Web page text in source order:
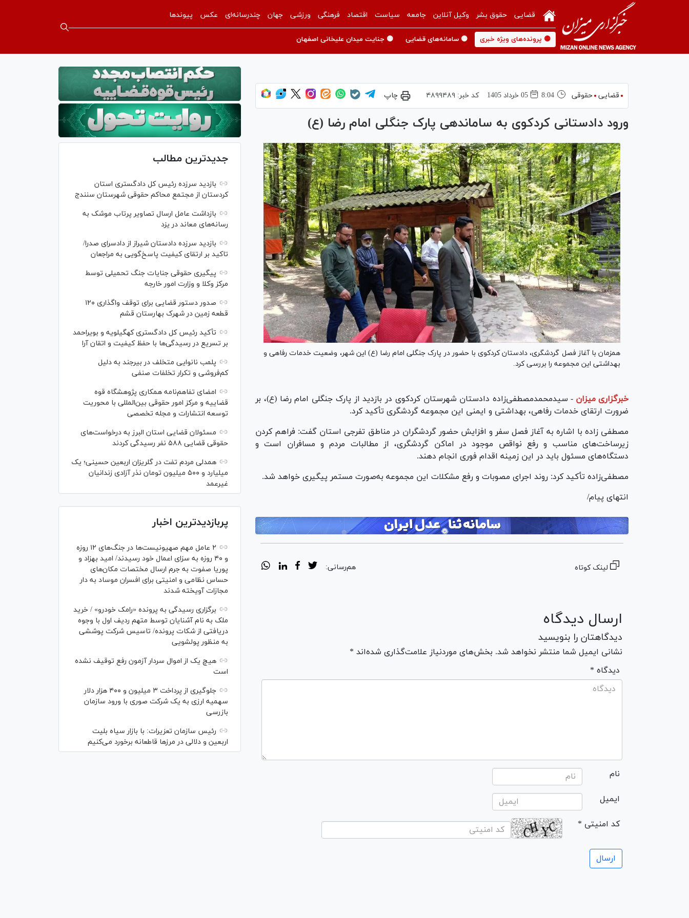
قضایی حقوق بشر وکیل آنلاین جامعه سیاست اقتصاد فرهنگی ورزشی جهان چندرسانه‌ای عکس پیوندها
🟡 پرونده‌های ویژه خبری 🟡 سامانه‌های قضایی 🟡 جنایت میدان علیخانی اصفهان
قضایی حقوقی 8:04 05 خرداد 1405 کد خبر:۴۸۹۹۴۸۹ چاپ
ورود دادستانی کردکوی به ساماندهی پارک جنگلی امام رضا (ع)
همزمان با آغاز فصل گردشگری، دادستان کردکوی با حضور در پارک جنگلی امام رضا (ع) این شهر، وضعیت خدمات رفاهی و
بهداشتی این مجموعه را بررسی کرد.
خبرگزاری میزان - سیدمحمدمصطفی‌زاده دادستان شهرستان کردکوی در بازدید از پارک جنگلی امام رضا (ع)، بر
ضرورت ارتقای خدمات رفاهی، بهداشتی و ایمنی این مجموعه گردشگری تأکید کرد.
مصطفی زاده با اشاره به آغاز فصل سفر و افزایش حضور گردشگران در مناطق تفرجی استان گفت: فراهم کردن
زیرساخت‌های مناسب و رفع نواقص موجود در اماکن گردشگری، از مطالبات مردم و مسافران است و
دستگاه‌های مسئول باید در این زمینه اقدام فوری انجام دهند.
مصطفی‌زاده تأکید کرد: روند اجرای مصوبات و رفع مشکلات این مجموعه به‌صورت مستمر پیگیری خواهد شد.
انتهای پیام/
لینک کوتاه هم‌رسانی:
ارسال دیدگاه
دیدگاهتان را بنویسید
نشانی ایمیل شما منتشر نخواهد شد. بخش‌های موردنیاز علامت‌گذاری شده‌اند *
* دیدگاه
نام
ایمیل
* کد امنیتی
جدیدترین مطالب
بازدید سرزده رئیس کل دادگستری استان
کردستان از مجتمع محاکم حقوقی شهرستان سنندج
بازداشت عامل ارسال تصاویر پرتاب موشک به
رسانه‌های معاند در یزد
بازدید سرزده دادستان شیراز از دادسرای صدرا/
تاکید بر ارتقای کیفیت پاسخ‌گویی به مراجعان
پیگیری حقوقی جنایات جنگ تحمیلی توسط
مرکز وکلا و وزارت امور خارجه
صدور دستور قضایی برای توقف واگذاری ۱۲۰
قطعه زمین در شهرک بهارستان قشم
تأکید رئیس کل دادگستری کهگیلویه و بویراحمد
بر تسریع در رسیدگی‌ها با حفظ کیفیت و اتقان آرا
پلمب نانوایی متخلف در بیرجند به دلیل
کم‌فروشی و تکرار تخلفات صنفی
امضای تفاهم‌نامه همکاری پژوهشگاه قوه
قضاییه و مرکز امور حقوقی بین‌المللی با محوریت
توسعه انتشارات و مجله تخصصی
مسئولان قضایی استان البرز به درخواست‌های
حقوقی قضایی ۵۸۸ نفر رسیدگی کردند
همدلی مردم تفت در گلریزان اربعین حسینی؛ یک
میلیارد و ۵۰۰ میلیون تومان نذر آزادی زندانیان
غیرعمد
پربازدیدترین اخبار
۲ عامل مهم صهیونیست‌ها در جنگ‌های ۱۲ روزه
و ۴۰ روزه به سزای اعمال خود رسیدند/ امید بهزاد و
پوریا صفوت به جرم ارسال مختصات مکان‌های
حساس نظامی و امنیتی برای افسران موساد به دار
مجازات آویخته شدند
برگزاری رسیدگی به پرونده «رامک خودرو» / خرید
ملک به نام آشنایان توسط متهم ردیف اول با وجوه
دریافتی از شکات پرونده/ تاسیس شرکت پوششی
به منظور پولشویی
هیچ یک از اموال سردار آزمون رفع توقیف نشده
است
جلوگیری از پرداخت ۳ میلیون و ۴۰۰ هزار دلار
سهمیه ارزی به یک شرکت صوری با ورود سازمان
بازرسی
رئیس سازمان تعزیرات: با بازار سیاه بلیت
اربعین و دلالی در مرز‌ها قاطعانه برخورد می‌کنیم